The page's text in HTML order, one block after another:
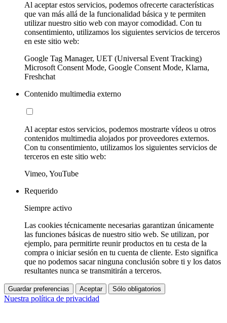
Al aceptar estos servicios, podemos ofrecerte características
que van más allá de la funcionalidad básica y te permiten
utilizar nuestro sitio web con mayor comodidad. Con tu
consentimiento, utilizamos los siguientes servicios de terceros
en este sitio web:
Google Tag Manager, UET (Universal Event Tracking)
Microsoft Consent Mode, Google Consent Mode, Klarna,
Freshchat
Contenido multimedia externo
Al aceptar estos servicios, podemos mostrarte vídeos u otros
contenidos multimedia alojados por proveedores externos.
Con tu consentimiento, utilizamos los siguientes servicios de
terceros en este sitio web:
Vimeo, YouTube
Requerido
Siempre activo
Las cookies técnicamente necesarias garantizan únicamente
las funciones básicas de nuestro sitio web. Se utilizan, por
ejemplo, para permitirte reunir productos en tu cesta de la
compra o iniciar sesión en tu cuenta de cliente. Esto significa
que no podemos sacar ninguna conclusión sobre ti y los datos
resultantes nunca se transmitirán a terceros.
Guardar preferencias Aceptar Sólo obligatorios
Nuestra política de privacidad